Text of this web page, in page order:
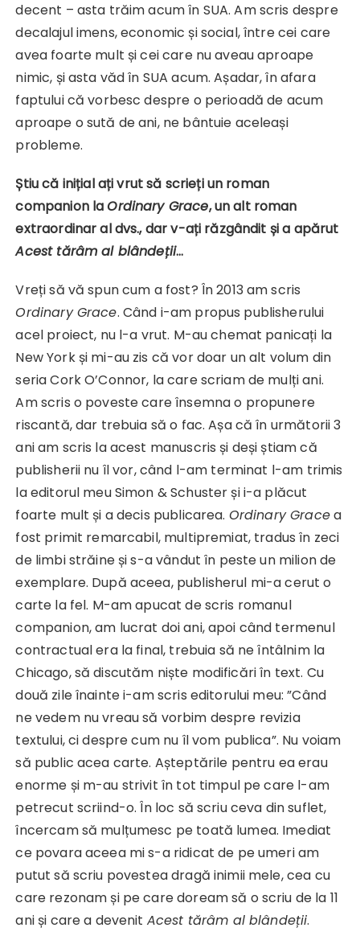
decent – asta trăim acum în SUA. Am scris despre
decalajul imens, economic și social, între cei care
avea foarte mult și cei care nu aveau aproape
nimic, și asta văd în SUA acum. Așadar, în afara
faptului că vorbesc despre o perioadă de acum
aproape o sută de ani, ne bântuie aceleași
probleme.
Știu că inițial ați vrut să scrieți un roman
companion laOrdinary Grace, un alt roman
extraordinar al dvs., dar v-ați răzgândit și a apărut
Acest tărâm al blândeții…
Vreți să vă spun cum a fost? În 2013 am scris
Ordinary Grace. Când i-am propus publisherului
acel proiect, nu l-a vrut. M-au chemat panicați la
New York și mi-au zis că vor doar un alt volum din
seria Cork O’Connor, la care scriam de mulți ani.
Am scris o poveste care însemna o propunere
riscantă, dar trebuia să o fac. Așa că în următorii 3
ani am scris la acest manuscris și deși știam că
publisherii nu îl vor, când l-am terminat l-am trimis
la editorul meu Simon & Schuster și i-a plăcut
foarte mult și a decis publicarea. Ordinary Gracea
fost primit remarcabil, multipremiat, tradus în zeci
de limbi străine și s-a vândut în peste un milion de
exemplare. După aceea, publisherul mi-a cerut o
carte la fel. M-am apucat de scris romanul
companion, am lucrat doi ani, apoi când termenul
contractual era la final, trebuia să ne întâlnim la
Chicago, să discutăm niște modificări în text. Cu
două zile înainte i-am scris editorului meu: ”Când
ne vedem nu vreau să vorbim despre revizia
textului, ci despre cum nu îl vom publica”. Nu voiam
să public acea carte. Așteptările pentru ea erau
enorme și m-au strivit în tot timpul pe care l-am
petrecut scriind-o. În loc să scriu ceva din suflet,
încercam să mulțumesc pe toată lumea. Imediat
ce povara aceea mi s-a ridicat de pe umeri am
putut să scriu povestea dragă inimii mele, cea cu
care rezonam și pe care doream să o scriu de la 11
ani și care a devenit Acest tărâm al blândeții.